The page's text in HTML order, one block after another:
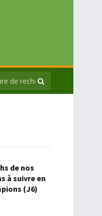
de nos
à suivre en
(J6)